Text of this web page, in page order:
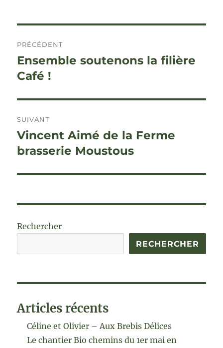
de
l’article
PRÉCÉDENT
Publication
précédente :
Ensemble soutenons la filière
Café !
SUIVANT
Publication
suivante :
Vincent Aimé de la Ferme
brasserie Moustous
Rechercher
RECHERCHER
Articles récents
Céline et Olivier – Aux Brebis Délices
Le chantier Bio chemins du 1er mai en